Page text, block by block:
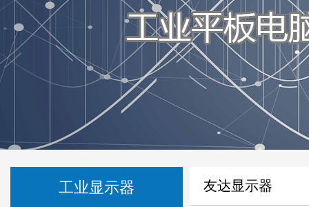
工业显示器 友达显示器